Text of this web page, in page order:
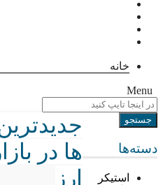
خانه
Menu
دسته‌ها
استیکر
ها در
ارز